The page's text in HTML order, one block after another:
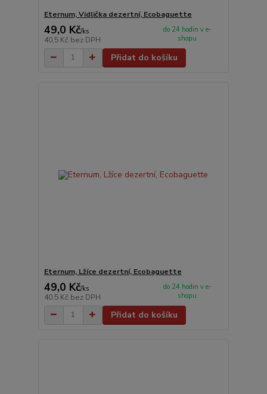
Eternum, Vidlička dezertní, Ecobaguette
49,0 Kč/ks
40,5 Kč bez DPH
do 24 hodin v e-
shopu
Přidat do košíku
Eternum, Lžíce dezertní, Ecobaguette
49,0 Kč/ks
40,5 Kč bez DPH
do 24 hodin v e-
shopu
Přidat do košíku